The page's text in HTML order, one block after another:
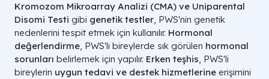
Kromozom Mikroarray Analizi (CMA) ve Uniparental
Disomi Testi gibi genetik testler, PWS'nin genetik
nedenlerini tespit etmek için kullanılır. Hormonal
değerlendirme, PWS'li bireylerde sık görülen hormonal
sorunları belirlemek için yapılır. Erken teşhis, PWS'li
bireylerin uygun tedavi ve destek hizmetlerine erişimini